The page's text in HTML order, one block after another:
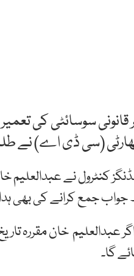
قانونی سوسائٹی کی
(سی ڈی اے) نے
جواب جمع کرانے کی بھی
خان مقررہ
گا۔